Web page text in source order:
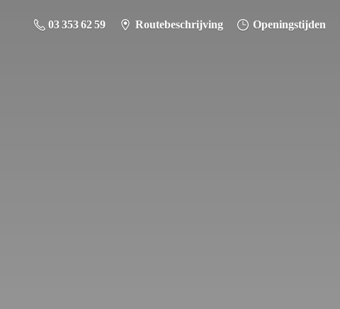
03 353 62 59 Routebeschrijving Openingstijden